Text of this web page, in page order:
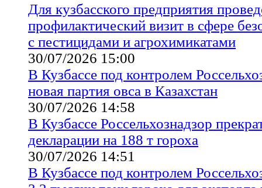
Для кузбасского предприятия
профилактический визит в сфере
с пестицидами и агрохимикатами
30/07/2026 15:00
В Кузбассе под контролем
новая партия овса в Казахстан
30/07/2026 14:58
В Кузбассе Россельхознадзор
декларации на 188 т гороха
30/07/2026 14:51
В Кузбассе под контролем